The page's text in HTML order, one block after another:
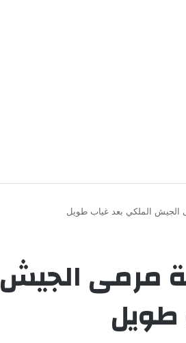
الجيش الملكي بعد غياب طويل
مرمى الجيش
طويل